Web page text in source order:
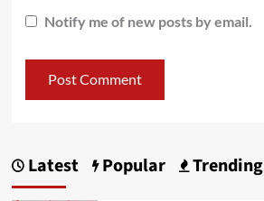
Notify me of new posts by email.
Latest Popular Trending